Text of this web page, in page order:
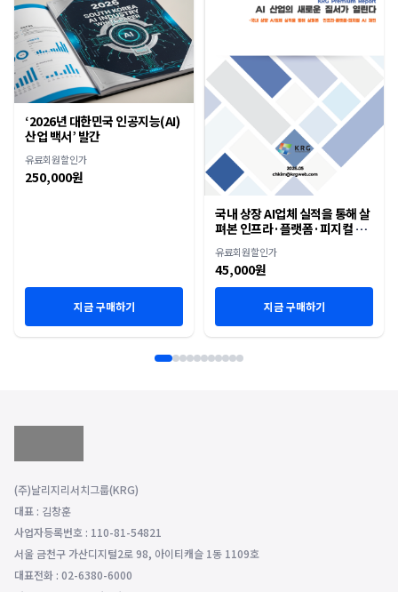
‘2026년 대한민국 인공지능(AI)
산업 백서’ 발간
유료회원할인가
250,000원
지금 구매하기
국내 상장 AI업체 실적을 통해 살
펴본 인프라·플랫폼·피지컬 AI
유료회원할인가
45,000원
지금 구매하기
(주)날리지리서치그룹(KRG)
대표 : 김창훈
사업자등록번호 : 110-81-54821
서울 금천구 가산디지털2로 98, 아이티캐슬 1동 1109호
대표전화 : 02-6380-6000